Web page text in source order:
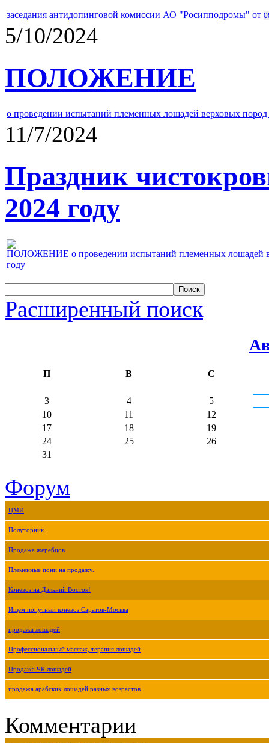
заседания антидопинговой комиссии АО "Росипподромы" от
5/10/2024
ПОЛОЖЕНИЕ
о проведении испытаний племенных лошадей верховых
11/7/2024
Праздник
2024 году
ПОЛОЖЕНИЕ о проведении испытаний племенных лошадей
году
Расширенный поиск
П В С
3 4
5
10
11
12
17
18
19
24
25
26
31
Форум
ЦМИ
Полуторник
Продажа жеребцов.
Племенные пони на продажу.
Коневоз на Дальний Восток!
Ищем попутный коневоз Саратов-Москва
продажа лошадей
Профессиональный массаж, терапия лошадей
Продажа ЧК лошадей
продажа арабских лошадей разных возрастов
Комментарии